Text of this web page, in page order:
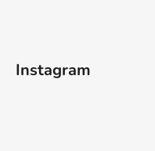
Instagram